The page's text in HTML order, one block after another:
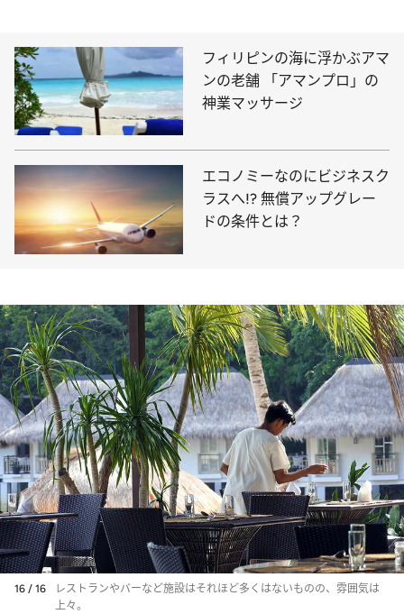
フィリピンの海に浮かぶアマ
ンの老舗 「アマンプロ」の
神業マッサージ
エコノミーなのにビジネスク
ラスへ!? 無償アップグレー
ドの条件とは？
16 / 16
レストランやバーなど施設はそれほど多くはないものの、雰囲気は
上々。